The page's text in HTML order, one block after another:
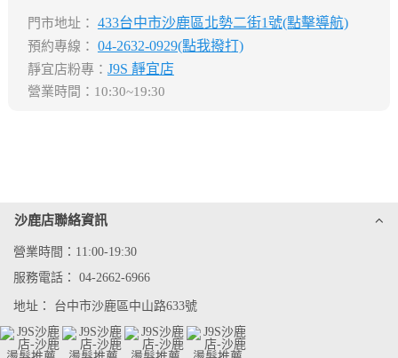
門市地址： 433台中市沙鹿區北勢二街1號(點擊導航)
預約專線： 04-2632-0929(點我撥打)
靜宜店粉專： J9S 靜宜店
營業時間：10:30~19:30
沙鹿店聯絡資訊
營業時間：11:00-19:30
服務電話：04-2662-6966
地址： 台中市沙鹿區中山路633號